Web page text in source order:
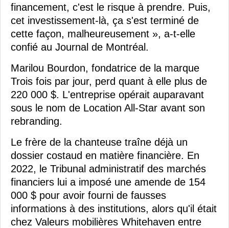
financement, c'est le risque à prendre. Puis,
cet investissement-là, ça s'est terminé de
cette façon, malheureusement », a-t-elle
confié au Journal de Montréal.
Marilou Bourdon, fondatrice de la marque
Trois fois par jour, perd quant à elle plus de
220 000 $. L'entreprise opérait auparavant
sous le nom de Location All-Star avant son
rebranding.
Le frère de la chanteuse traîne déjà un
dossier costaud en matière financière. En
2022, le Tribunal administratif des marchés
financiers lui a imposé une amende de 154
000 $ pour avoir fourni de fausses
informations à des institutions, alors qu'il était
chez Valeurs mobilières Whitehaven entre